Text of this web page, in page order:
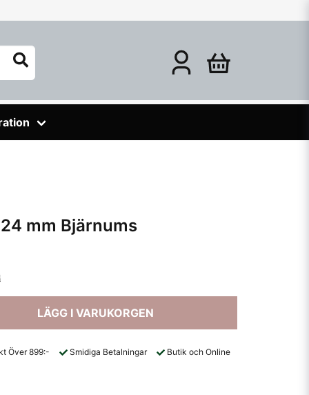
mm Bjärnums
LÄGG I VARUKORGEN
Över 899:- Smidiga Betalningar
Butik och Online